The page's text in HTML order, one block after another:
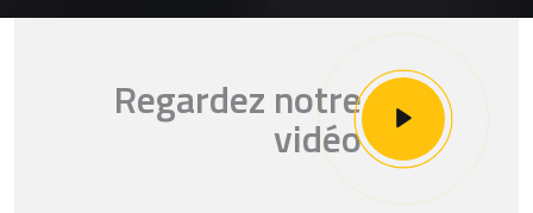
Regardez notre
vidéo